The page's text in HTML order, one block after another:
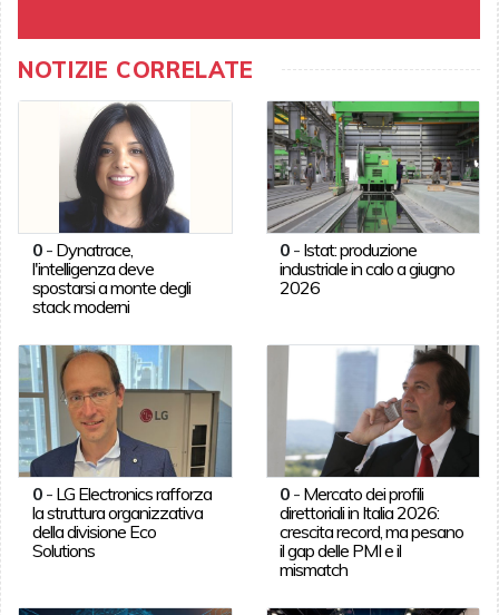
NOTIZIE CORRELATE
0- Dynatrace,
l'intelligenza deve
spostarsi a monte degli
stack moderni
0 - Istat: produzione
industriale in calo a giugno
2026
0- LG Electronics rafforza
la struttura organizzativa
della divisione Eco
Solutions
0 - Mercato dei profili
direttoriali in Italia 2026:
crescita record, ma pesano
il gap delle PMI e il
mismatch